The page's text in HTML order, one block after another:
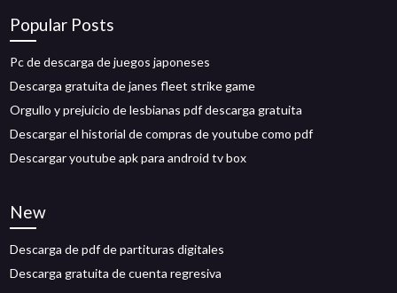
Popular Posts
Pc de descarga de juegos japoneses
Descarga gratuita de janes fleet strike game
Orgullo y prejuicio de lesbianas pdf descarga gratuita
Descargar el historial de compras de youtube como pdf
Descargar youtube apk para android tv box
New
Descarga de pdf de partituras digitales
Descarga gratuita de cuenta regresiva